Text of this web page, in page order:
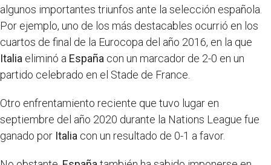
algunos importantes triunfos ante la selección española.
Por ejemplo, uno de los más destacables ocurrió en los
cuartos de final de la Eurocopa del año 2016, en la que
Italia eliminó a España con un marcador de 2-0 en un
partido celebrado en el Stade de France.
Otro enfrentamiento reciente que tuvo lugar en
septiembre del año 2020 durante la Nations League fue
ganado por Italia con un resultado de 0-1 a favor.